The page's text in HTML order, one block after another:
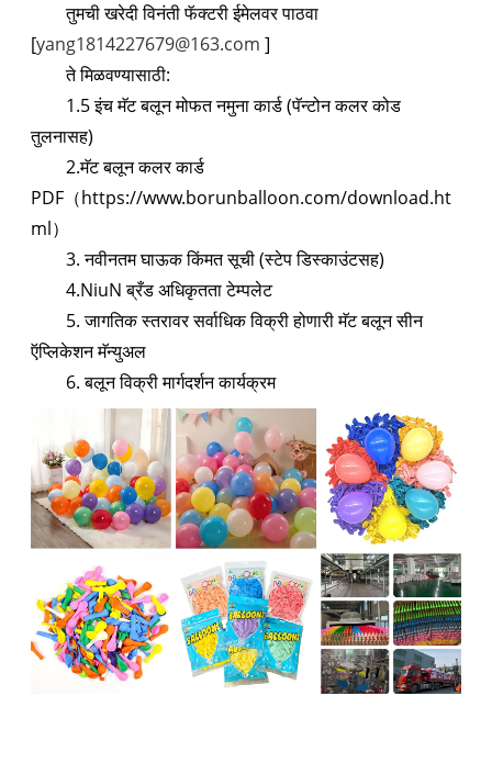
तुमची खरेदी विनंती फॅक्टरी ईमेलवर पाठवा
[yang1814227679@163.com ]
ते मिळवण्यासाठी:
1.5 इंच मॅट बलून मोफत नमुना कार्ड (पॅन्टोन कलर कोड
तुलनासह)
2.मॅट बलून कलर कार्ड
PDF（https://www.borunballoon.com/download.ht
ml）
3. नवीनतम घाऊक किंमत सूची (स्टेप डिस्काउंटसह)
4.NiuN ब्रँड अधिकृतता टेम्पलेट
5. जागतिक स्तरावर सर्वाधिक विक्री होणारी मॅट बलून सीन
ऍप्लिकेशन मॅन्युअल
6. बलून विक्री मार्गदर्शन कार्यक्रम